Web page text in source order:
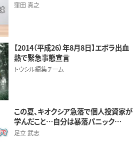
窪田 真之
【2014（平成26）年8月8日】エボラ出血
熱で緊急事態宣言
トウシル編集チーム
この夏、キオクシア急落で個人投資家が
学んだこと…自分は暴落パニック…
足立 武志